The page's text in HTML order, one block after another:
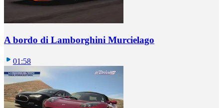
A bordo di Lamborghini Murcielago
01:58